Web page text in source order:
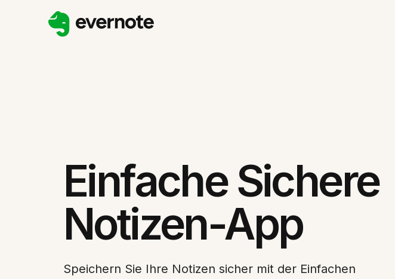
Einfache Sichere
Notizen-App
Speichern Sie Ihre Notizen sicher mit der Einfachen